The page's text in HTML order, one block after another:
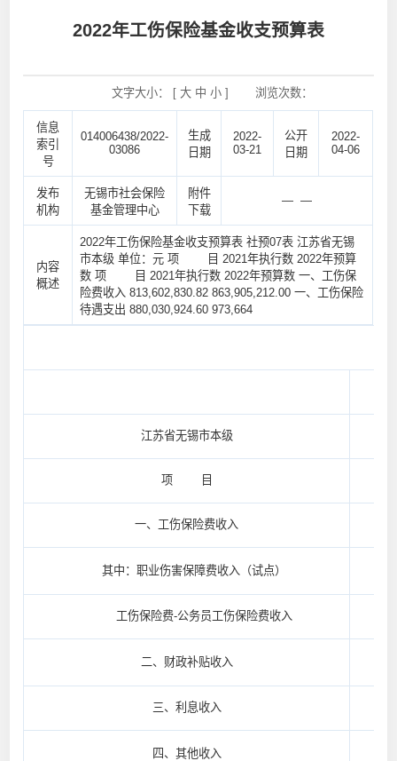
2022年工伤保险基金收支预算表
文字大小： [ 大 中 小] 浏览次数：
信息
索引
号
014006438/2022-
03086
生成
日期
2022-
03-21
公开
日期
2022-
04-06
发布
机构
无锡市社会保险
基金管理中心
附件
下载
— —
内容
概述
2022年工伤保险基金收支预算表 社预07表 江苏省无锡
市本级 单位：元 项 目 2021年执行数 2022年预算
数 项 目 2021年执行数 2022年预算数 一、工伤保
险费收入 813,602,830.82 863,905,212.00 一、工伤保险
待遇支出 880,030,924.60 973,664
江苏省无锡市本级
项 目
一、工伤保险费收入
其中：职业伤害保障费收入（试点）
工伤保险费-公务员工伤保险费收入
二、财政补贴收入
三、利息收入
四、其他收入